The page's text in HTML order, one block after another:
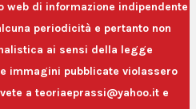
web di informazione indipendente
periodicità e pertanto non
ai sensi della legge
immagini pubblicate violassero
a teoriaeprassi@yahoo.it e